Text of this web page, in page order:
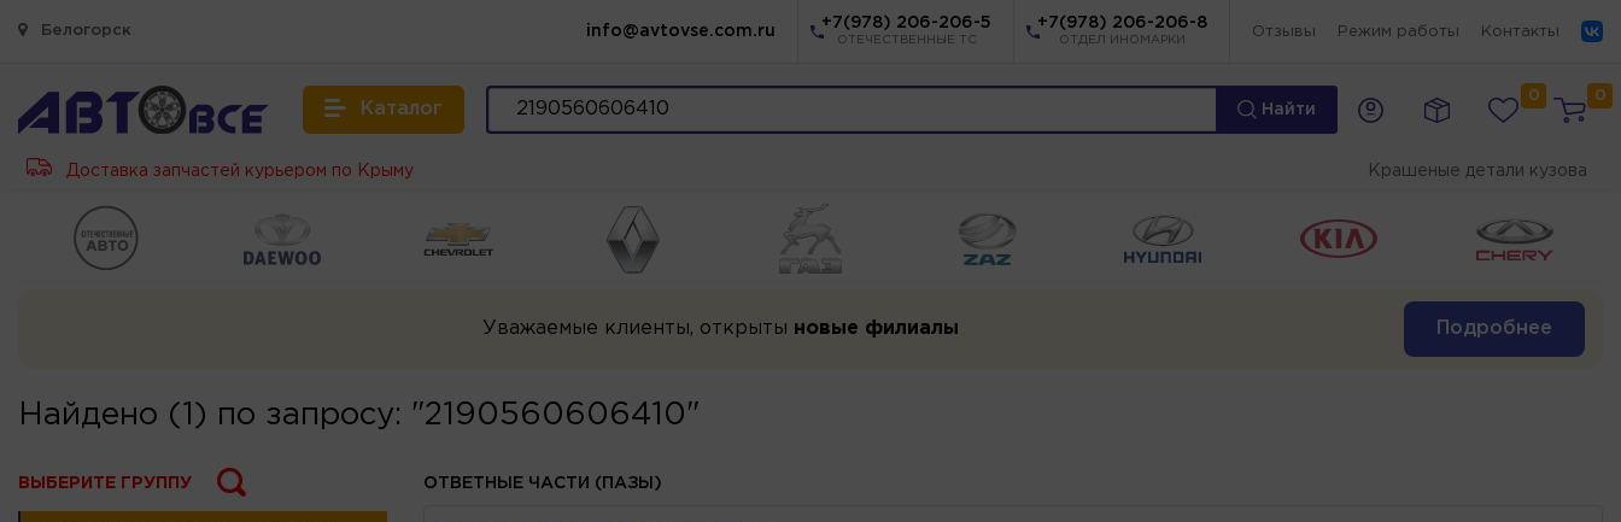
Белогорск info@avtovse.com.ru
+7(978) 206-206-5
ОТЕЧЕСТВЕННЫЕ ТС
+7(978) 206-206-8
ОТДЕЛ ИНОМАРКИ
Отзывы Режим работы Контакты
Каталог Найти
0 0
Доставка запчастей курьером по Крыму Крашеные детали кузова
Уважаемые клиенты, открыты новые филиалы Подробнее
Найдено (1) по запросу: "2190560606410"
ВЫБЕРИТЕ ГРУППУ ОТВЕТНЫЕ ЧАСТИ (ПАЗЫ)